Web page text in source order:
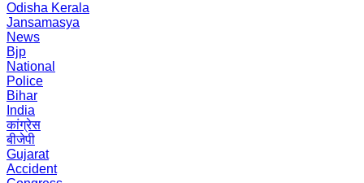
Odisha Kerala
Jansamasya
News
Bjp
National
Police
Bihar
India
कांग्रेस
बीजेपी
Gujarat
Accident